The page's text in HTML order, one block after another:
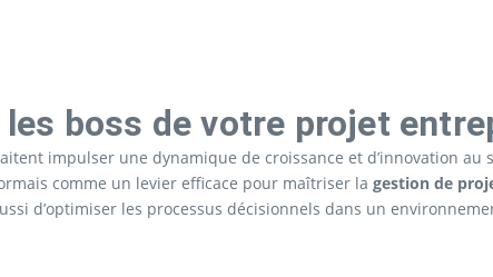
boss de votre projet
impulser une dynamique de croissance et d’innovation au
comme un levier efficace pour maîtriser la gestion de
d’optimiser les processus décisionnels dans un